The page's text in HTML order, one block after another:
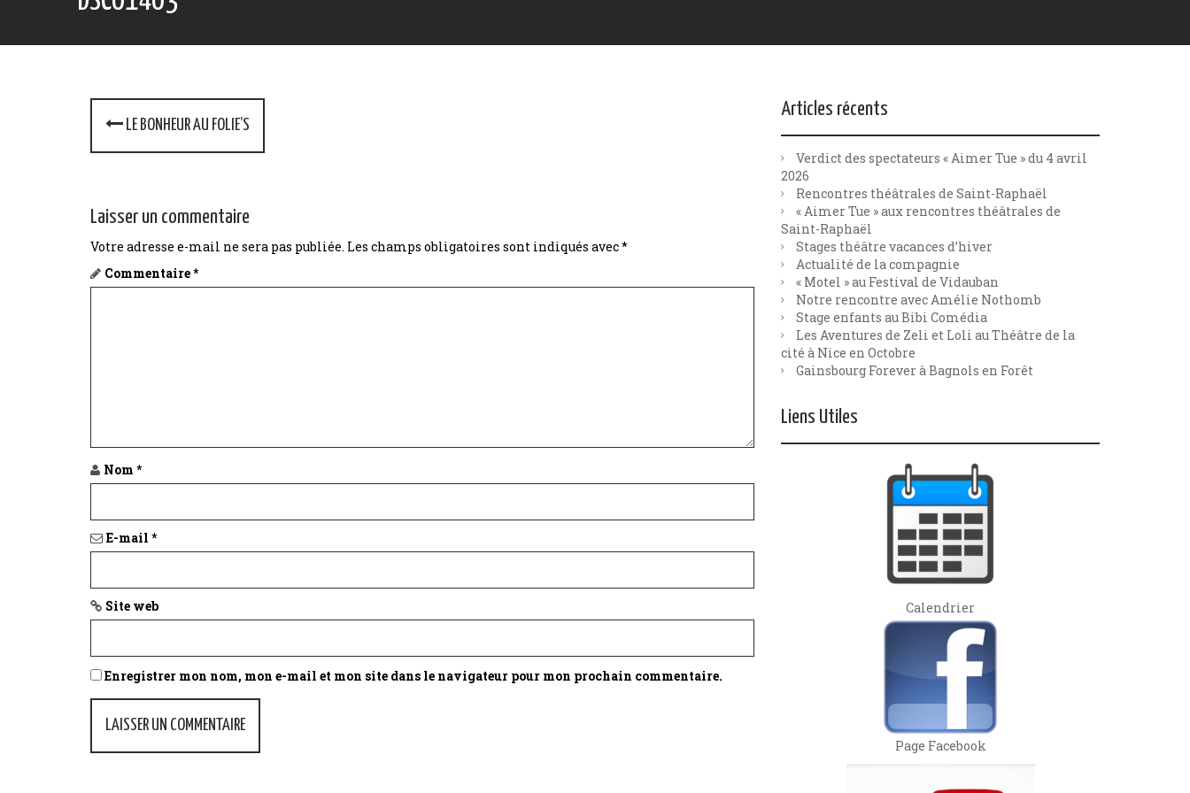
o
t
n
a
t
o
LE BONHEUR AU FOLIE’S
Laisser un commentaire
Votre adresse e-mail ne sera pas publiée. Les champs obligatoires sont indiqués avec*
Commentaire*
Nom *
E-mail *
Site web
Enregistrer mon nom, mon e-mail et mon site dans le navigateur pour mon prochain commentaire.
Articles récents
Verdict des spectateurs « Aimer Tue » du 4 avril
2026
Rencontres théâtrales de Saint-Raphaël
« Aimer Tue » aux rencontres théâtrales de
Saint-Raphaël
Stages théâtre vacances d’hiver
Actualité de la compagnie
« Motel » au Festival de Vidauban
Notre rencontre avec Amélie Nothomb
Stage enfants au Bibi Comédia
Les Aventures de Zeli et Loli au Théâtre de la
cité à Nice en Octobre
Gainsbourg Forever à Bagnols en Forêt
Liens Utiles
Calendrier
Page Facebook